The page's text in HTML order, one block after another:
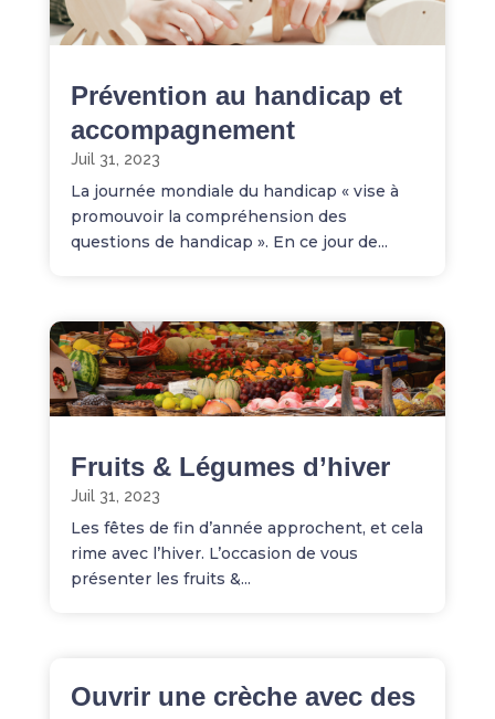
Prévention au handicap et
accompagnement
Juil 31, 2023
La journée mondiale du handicap « vise à
promouvoir la compréhension des
questions de handicap ». En ce jour de...
Fruits & Légumes d’hiver
Juil 31, 2023
Les fêtes de fin d’année approchent, et cela
rime avec l’hiver. L’occasion de vous
présenter les fruits &...
Ouvrir une crèche avec des